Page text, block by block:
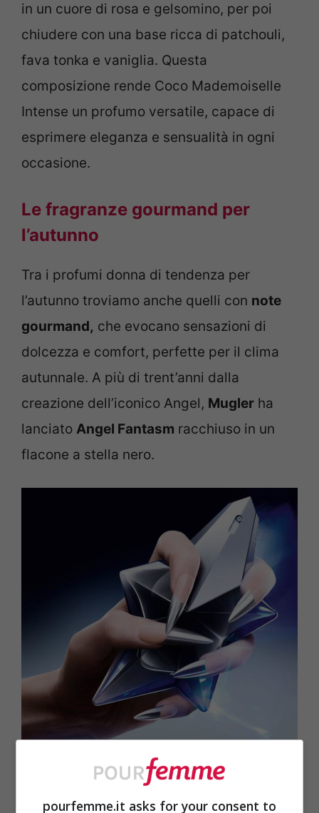
in un cuore di rosa e gelsomino, per poi
chiudere con una base ricca di patchouli,
fava tonka e vaniglia. Questa
composizione rende Coco Mademoiselle
Intense un profumo versatile, capace di
esprimere eleganza e sensualità in ogni
occasione.
Le fragranze gourmand per
l’autunno
Tra i profumi donna di tendenza per
l’autunno troviamo anche quelli con note
gourmand, che evocano sensazioni di
dolcezza e comfort, perfette per il clima
autunnale. A più di trent’anni dalla
creazione dell’iconico Angel, Mugler ha
lanciato Angel Fantasm racchiuso in un
flacone a stella nero.
L’iconico falcone a stella diventa nero nel nuovo Mugler
pourfemme.it asks for your consent to